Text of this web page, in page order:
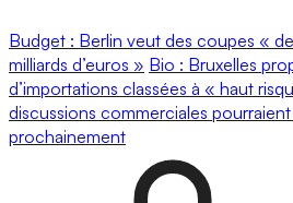
Budget : Berlin veut des coupes «
milliards d’euros » Bio : Bruxelles
d’importations classées à « haut
discussions commerciales
prochainement